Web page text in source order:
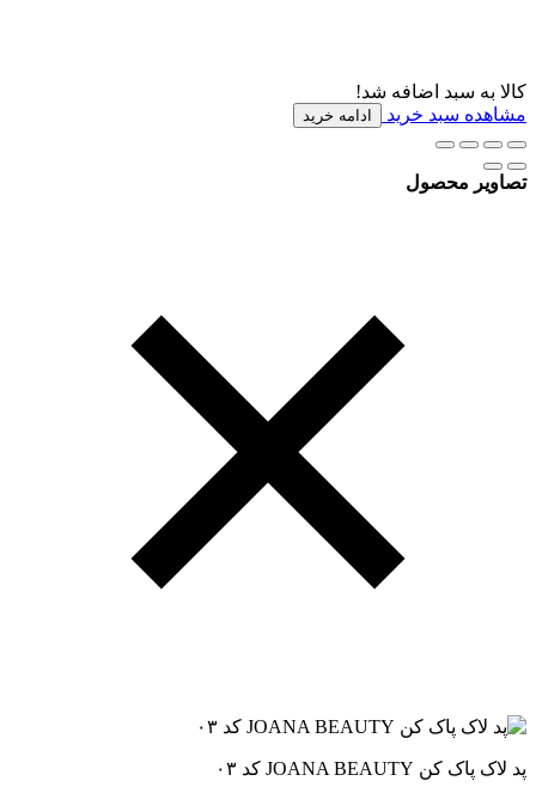
کالا به سبد اضافه شد!
مشاهده سبد خرید
ادامه خرید
تصاویر محصول
پد لاک پاک کن JOANA BEAUTY کد ۰۳